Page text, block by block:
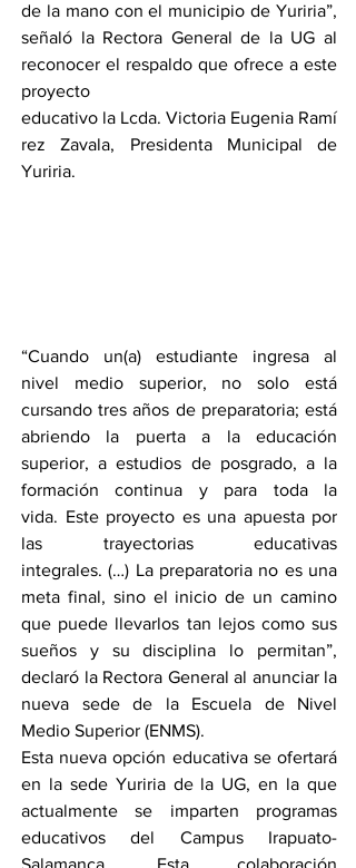
de la mano con el municipio de Yuriria”,
señaló la Rectora General de la UG al
reconocer el respaldo que ofrece a este
proyecto
educativo la Lcda. Victoria Eugenia Ramí
rez Zavala, Presidenta Municipal de
Yuriria.
“Cuando un(a) estudiante ingresa al
nivel medio superior, no solo está
cursando tres años de preparatoria; está
abriendo la puerta a la educación
superior, a estudios de posgrado, a la
formación continua y para toda la
vida. Este proyecto es una apuesta por
las trayectorias educativas
integrales. (…) La preparatoria no es una
meta final, sino el inicio de un camino
que puede llevarlos tan lejos como sus
sueños y su disciplina lo permitan”,
declaró la Rectora General al anunciar la
nueva sede de la Escuela de Nivel
Medio Superior (ENMS).
Esta nueva opción educativa se ofertará
en la sede Yuriria de la UG, en la que
actualmente se imparten programas
educativos del Campus Irapuato-
Salamanca. Esta colaboración